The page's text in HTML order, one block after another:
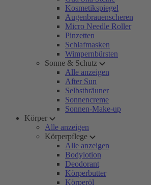
Kosmetikspiegel
Augenbrauenscheren
Micro Needle Roller
Pinzetten
Schlafmasken
Wimpernbürsten
Sonne & Schutz
Alle anzeigen
After Sun
Selbstbräuner
Sonnencreme
Sonnen-Make-up
Körper
Alle anzeigen
Körperpflege
Alle anzeigen
Bodylotion
Deodorant
Körperbutter
Körperöl